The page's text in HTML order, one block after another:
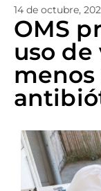
14 de octubre,
OMS
uso de